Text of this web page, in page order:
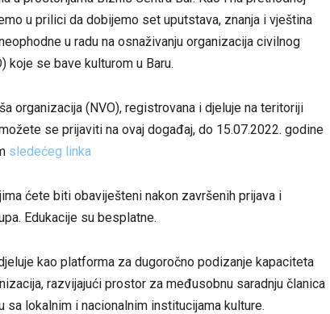
u prilici da dobijemo set uputstava, znanja i vještina
u radu na osnaživanju organizacija civilnog
koje se bave kulturom u Baru.
organizacija (NVO), registrovana i djeluje na teritoriji
se prijaviti na ovaj događaj, do 15.07.2022. godine
sledećeg linka
ćete biti obaviješteni nakon završenih prijava i
Edukacije su besplatne.
kao platforma za dugoročno podizanje kapaciteta
razvijajući prostor za međusobnu saradnju članica
sa lokalnim i nacionalnim institucijama kulture.